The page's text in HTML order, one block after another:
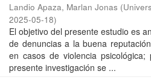
Landio Apaza, Marlan Jonas (
2025-05-18)
El objetivo del presente estudio es
de denuncias a la buena
en casos de violencia
presente investigación se ...